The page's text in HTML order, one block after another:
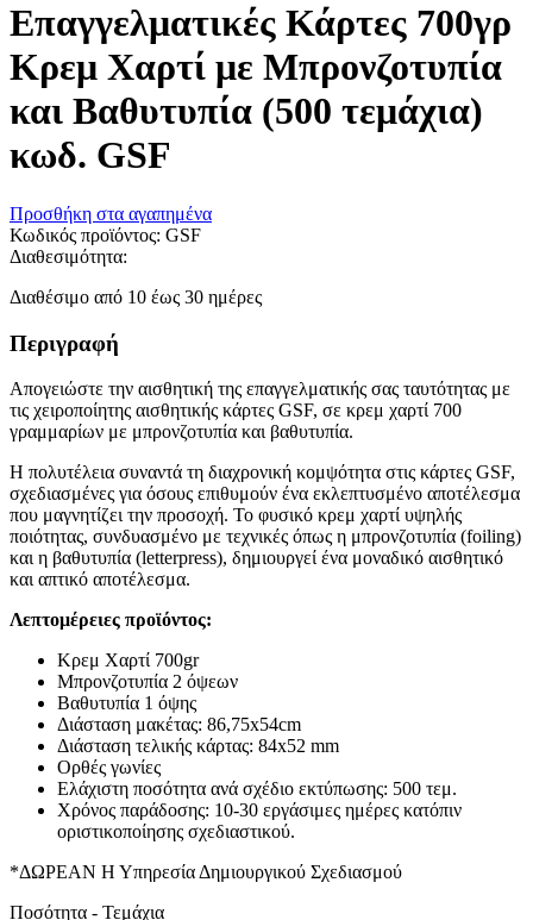
Επαγγελματικές Κάρτες 700γρ
Κρεμ Χαρτί με Μπρονζοτυπία
και Βαθυτυπία (500 τεμάχια)
κωδ. GSF
Προσθήκη στα αγαπημένα
Κωδικός προϊόντος: GSF
Διαθεσιμότητα:
Διαθέσιμο από 10 έως 30 ημέρες
Περιγραφή
Απογειώστε την αισθητική της επαγγελματικής σας ταυτότητας με
τις χειροποίητης αισθητικής κάρτες GSF, σε κρεμ χαρτί 700
γραμμαρίων με μπρονζοτυπία και βαθυτυπία.
Η πολυτέλεια συναντά τη διαχρονική κομψότητα στις κάρτες GSF,
σχεδιασμένες για όσους επιθυμούν ένα εκλεπτυσμένο αποτέλεσμα
που μαγνητίζει την προσοχή. Το φυσικό κρεμ χαρτί υψηλής
ποιότητας, συνδυασμένο με τεχνικές όπως η μπρονζοτυπία (foiling)
και η βαθυτυπία (letterpress), δημιουργεί ένα μοναδικό αισθητικό
και απτικό αποτέλεσμα.
Λεπτομέρειες προϊόντος:
Κρεμ Χαρτί 700gr
Μπρονζοτυπία 2 όψεων
Βαθυτυπία 1 όψης
Διάσταση μακέτας: 86,75x54cm
Διάσταση τελικής κάρτας: 84x52 mm
Ορθές γωνίες
Ελάχιστη ποσότητα ανά σχέδιο εκτύπωσης: 500 τεμ.
Χρόνος παράδοσης: 10-30 εργάσιμες ημέρες κατόπιν
οριστικοποίησης σχεδιαστικού.
*ΔΩΡΕΑΝ Η Υπηρεσία Δημιουργικού Σχεδιασμού
Ποσότητα - Τεμάχια